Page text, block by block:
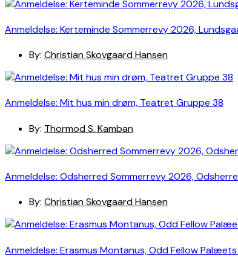
Anmeldelse: Kerteminde Sommerrevy 2026,
By: Christian Skovgaard Hansen
Anmeldelse: Mit hus min drøm, Teatret Gruppe 38
By: Thormod S. Kamban
Anmeldelse: Odsherred Sommerrevy 2026,
By: Christian Skovgaard Hansen
Anmeldelse: Erasmus Montanus, Odd Fellow